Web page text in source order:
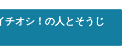
チオシ！の人とそうじ